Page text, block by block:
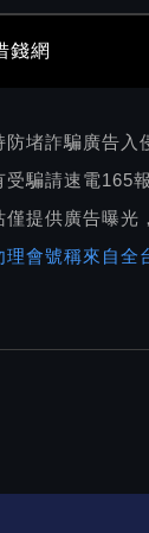
錢網
防堵詐騙廣告入
受騙請速電165
僅提供廣告曝光
理會號稱來自全